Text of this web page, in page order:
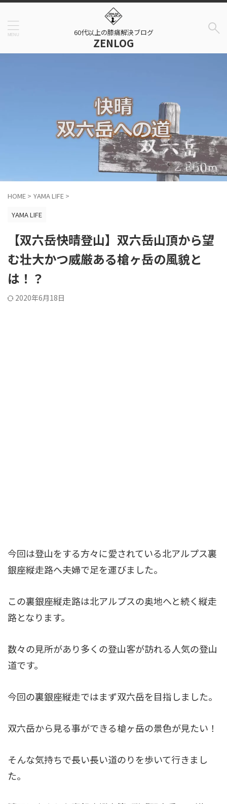
60代以上の膝痛解決ブログ
ZENLOG
HOME > YAMA LIFE >
YAMA LIFE
【双六岳快晴登山】双六岳山頂から望
む壮大かつ威厳ある槍ヶ岳の風貌と
は！？
2020年6月18日
今回は登山をする方々に愛されている北アルプス裏
銀座縦走路へ夫婦で足を運びました。
この裏銀座縦走路は北アルプスの奥地へと続く縦走
路となります。
数々の見所があり多くの登山客が訪れる人気の登山
道です。
今回の裏銀座縦走ではまず双六岳を目指しました。
双六岳から見る事ができる槍ヶ岳の景色が見たい！
そんな気持ちで長い長い道のりを歩いて行きまし
た。